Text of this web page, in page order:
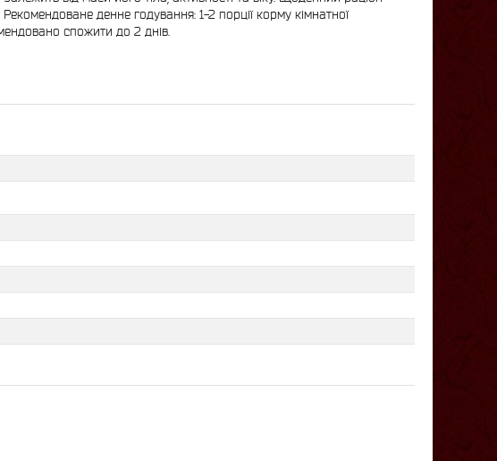
денне годування: 1-2 порції корму кімнатної
спожити до 2 днів.